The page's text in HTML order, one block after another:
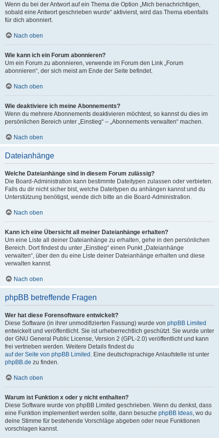
Wenn du bei der Antwort auf ein Thema die Option „Mich benachrichtigen,
sobald eine Antwort geschrieben wurde“ aktivierst, wird das Thema ebenfalls
für dich abonniert.
Nach oben
Wie kann ich ein Forum abonnieren?
Um ein Forum zu abonnieren, verwende im Forum den Link „Forum
abonnieren“, der sich meist am Ende der Seite befindet.
Nach oben
Wie deaktiviere ich meine Abonnements?
Wenn du mehrere Abonnements deaktivieren möchtest, so kannst du dies im
persönlichen Bereich unter „Einstieg“ – „Abonnements verwalten“ machen.
Nach oben
Dateianhänge
Welche Dateianhänge sind in diesem Forum zulässig?
Die Board-Administration kann bestimmte Dateitypen zulassen oder verbieten.
Falls du dir nicht sicher bist, welche Dateitypen du anhängen kannst und du
Unterstützung benötigst, wende dich bitte an die Board-Administration.
Nach oben
Kann ich eine Übersicht all meiner Dateianhänge erhalten?
Um eine Liste all deiner Dateianhänge zu erhalten, gehe in den persönlichen
Bereich. Dort findest du unter „Einstieg“ einen Punkt „Dateianhänge
verwalten“, über den du eine Liste deiner Dateianhänge erhalten und diese
verwalten kannst.
Nach oben
phpBB betreffende Fragen
Wer hat diese Forensoftware entwickelt?
Diese Software (in ihrer unmodifizierten Fassung) wurde von phpBB Limited
entwickelt und veröffentlicht. Sie ist urheberrechtlich geschützt. Sie wurde unter
der GNU General Public License, Version 2 (GPL-2.0) veröffentlicht und kann
frei vertrieben werden. Weitere Details findest du
auf der Seite von phpBB Limited . Eine deutschsprachige Anlaufstelle ist unter
phpBB.de zu finden.
Nach oben
Warum ist Funktion x oder y nicht enthalten?
Diese Software wurde von phpBB Limited geschrieben. Wenn du denkst, dass
eine Funktion implementiert werden sollte, dann besuche phpBB Ideas, wo du
deine Stimme für bestehende Vorschläge abgeben oder neue Funktionen
vorschlagen kannst.